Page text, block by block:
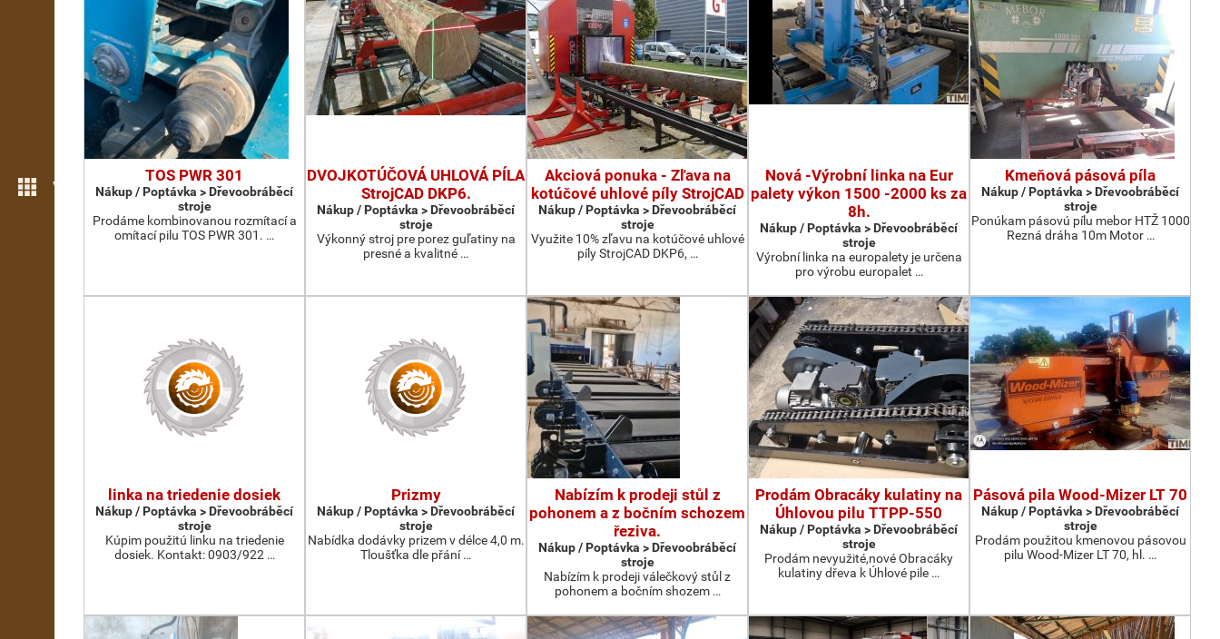
Více možností
TOS PWR 301
Nákup / Poptávka > Dřevoobráběcí
stroje
Prodáme kombinovanou rozmítací a
omítací pilu TOS PWR 301. …
DVOJKOTÚČOVÁ UHLOVÁ PÍLA
StrojCAD DKP6.
Nákup / Poptávka > Dřevoobráběcí
stroje
Výkonný stroj pre porez guľatiny na
presné a kvalitné …
Akciová ponuka - Zľava na
kotúčové uhlové píly StrojCAD
Nákup / Poptávka > Dřevoobráběcí
stroje
Využite 10% zľavu na kotúčové uhlové
píly StrojCAD DKP6, …
Nová -Výrobní linka na Eur
palety výkon 1500 -2000 ks za
8h.
Nákup / Poptávka > Dřevoobráběcí
stroje
Výrobní linka na europalety je určena
pro výrobu europalet …
Kmeňová pásová píla
Nákup / Poptávka > Dřevoobráběcí
stroje
Ponúkam pásovú pílu mebor HTŽ 1000
Rezná dráha 10m Motor …
linka na triedenie dosiek
Nákup / Poptávka > Dřevoobráběcí
stroje
Kúpim použitú linku na triedenie
dosiek. Kontakt: 0903/922 …
Prizmy
Nákup / Poptávka > Dřevoobráběcí
stroje
Nabídka dodávky prizem v délce 4,0 m.
Tloušťka dle přání …
Nabízím k prodeji stůl z
pohonem a z bočním schozem
řeziva.
Nákup / Poptávka > Dřevoobráběcí
stroje
Nabízím k prodeji válečkový stůl z
pohonem a bočním shozem …
Prodám Obracáky kulatiny na
Úhlovou pilu TTPP-550
Nákup / Poptávka > Dřevoobráběcí
stroje
Prodám nevyužité,nové Obracáky
kulatiny dřeva k Úhlové pile …
Pásová pila Wood-Mizer LT 70
Nákup / Poptávka > Dřevoobráběcí
stroje
Prodám použitou kmenovou pásovou
pilu Wood-Mizer LT 70, hl. …